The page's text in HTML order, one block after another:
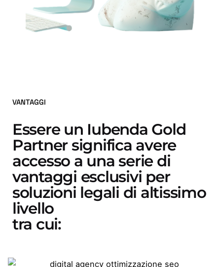
VANTAGGI
Essere un Iubenda Gold
Partner significa avere
accesso a una serie di
vantaggi esclusivi per
soluzioni legali di altissimo
livello
tra cui: